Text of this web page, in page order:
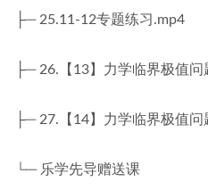
├─ 25.11-12专题练习.mp4
├─ 26.【13】力学临界极值
├─ 27.【14】力学临界极值
└─ 乐学先导赠送课